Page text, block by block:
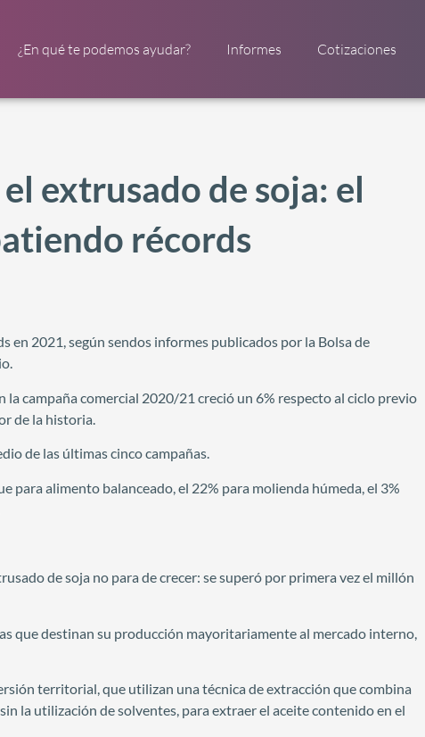
¿En qué te podemos ayudar? Informes Cotizaciones
extrusado de soja: el
récords
en 2021, según sendos informes publicados por la Bolsa de
la campaña comercial 2020/21 creció un 6% respecto al ciclo previo
de la historia.
de las últimas cinco campañas.
para alimento balanceado, el 22% para molienda húmeda, el 3%
de soja no para de crecer: se superó por primera vez el millón
que destinan su producción mayoritariamente al mercado interno,
territorial, que utilizan una técnica de extracción que combina
la utilización de solventes, para extraer el aceite contenido en el